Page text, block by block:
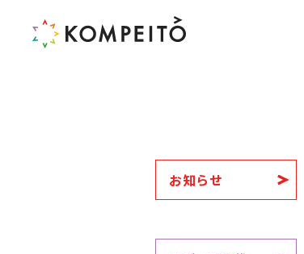
お知らせ